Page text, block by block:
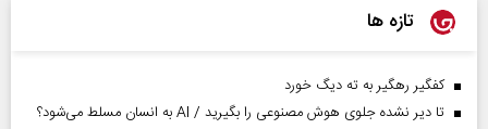
تازه ها
کفگیر رهگیر به ته دیگ خورد
تا دیر نشده جلوی هوش مصنوعی را بگیرید / AI به انسان مسلط می‌شود؟